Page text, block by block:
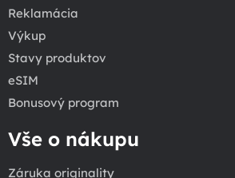
Reklamácia
Výkup
Stavy produktov
eSIM
Bonusový program
Vše o nákupu
Záruka originality